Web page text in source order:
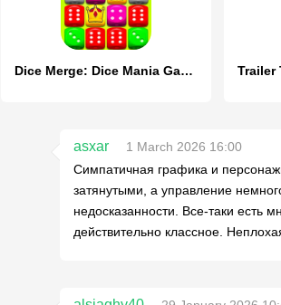
Dice Merge: Dice Mania Game
asxar
1 March 2026 16:00
Симпатичная графика и
затянутыми, а управление
недосказанности. Все-таки есть
действительно классное.